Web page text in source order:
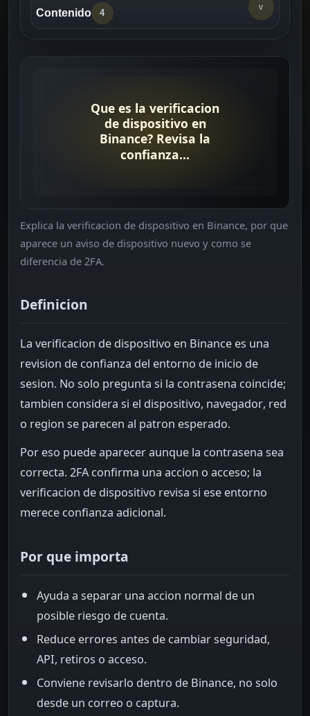
Contenido 4
v
Definicion ->
Comprobaciones rapidas
Lecturas relacionadas
Explica la verificacion de dispositivo en Binance, por que
aparece un aviso de dispositivo nuevo y como se
diferencia de 2FA.
Definicion
La verificacion de dispositivo en Binance es una
revision de confianza del entorno de inicio de
sesion. No solo pregunta si la contrasena coincide;
tambien considera si el dispositivo, navegador, red
o region se parecen al patron esperado.
Por eso puede aparecer aunque la contrasena sea
correcta. 2FA confirma una accion o acceso; la
verificacion de dispositivo revisa si ese entorno
merece confianza adicional.
Por que importa
Ayuda a separar una accion normal de un
posible riesgo de cuenta.
Reduce errores antes de cambiar seguridad,
API, retiros o acceso.
Conviene revisarlo dentro de Binance, no solo
desde un correo o captura.